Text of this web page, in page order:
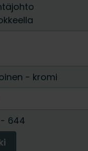
- kromi
- 644